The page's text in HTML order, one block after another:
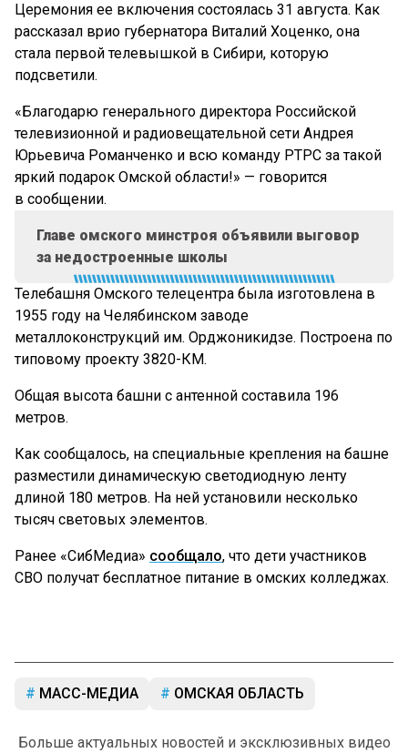
Церемония ее включения состоялась 31 августа. Как
рассказал врио губернатора Виталий Хоценко, она
стала первой телевышкой в Сибири, которую
подсветили.
«Благодарю генерального директора Российской
телевизионной и радиовещательной сети Андрея
Юрьевича Романченко и всю команду РТРС за такой
яркий подарок Омской области!» — говорится
в сообщении.
Главе омского минстроя объявили выговор
за недостроенные школы
Телебашня Омского телецентра была изготовлена в
1955 году на Челябинском заводе
металлоконструкций им. Орджоникидзе. Построена по
типовому проекту 3820-КМ.
Общая высота башни с антенной составила 196
метров.
Как сообщалось, на специальные крепления на башне
разместили динамическую светодиодную ленту
длиной 180 метров. На ней установили несколько
тысяч световых элементов.
Ранее «СибМедиа» сообщало, что дети участников
СВО получат бесплатное питание в омских колледжах.
МАСС-МЕДИА ОМСКАЯ ОБЛАСТЬ
Больше актуальных новостей и эксклюзивных видео